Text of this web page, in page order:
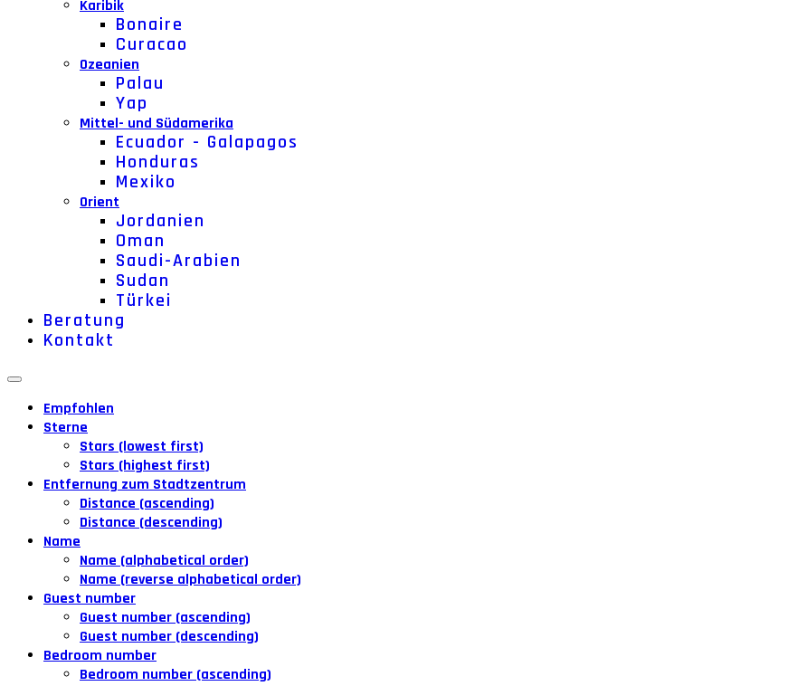
Karibik
Bonaire
Curacao
Ozeanien
Palau
Yap
Mittel- und Südamerika
Ecuador - Galapagos
Honduras
Mexiko
Orient
Jordanien
Oman
Saudi-Arabien
Sudan
Türkei
Beratung
Kontakt
Empfohlen
Sterne
Stars (lowest first)
Stars (highest first)
Entfernung zum Stadtzentrum
Distance (ascending)
Distance (descending)
Name
Name (alphabetical order)
Name (reverse alphabetical order)
Guest number
Guest number (ascending)
Guest number (descending)
Bedroom number
Bedroom number (ascending)